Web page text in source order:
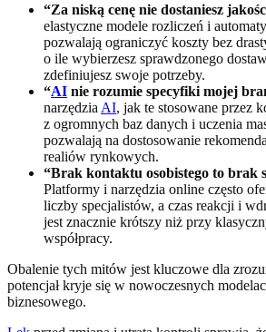
“Za niską cenę nie dostaniesz
elastyczne modele rozliczeń i
pozwalają ograniczyć koszty bez
o ile wybierzesz sprawdzonego
zdefiniujesz swoje potrzeby.
“AI nie rozumie specyfiki mojej
narzędzia AI, jak te stosowane przez
z ogromnych baz danych i uczenia
pozwalają na dostosowanie
realiów rynkowych.
“Brak kontaktu osobistego to brak
Platformy i narzędzia online często
liczby specjalistów, a czas reakcji i
jest znacznie krótszy niż przy
współpracy.
Obalenie tych mitów jest kluczowe dla
potencjał kryje się w nowoczesnych
biznesowego.